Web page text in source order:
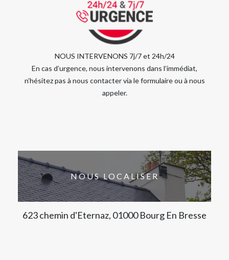
NOUS INTERVENONS 7j/7 et 24h/24
En cas d’urgence, nous intervenons dans l’immédiat,
n’hésitez pas à nous contacter via le formulaire ou à nous
appeler.
NOUS LOCALISER
623 chemin d'Eternaz, 01000 Bourg En Bresse